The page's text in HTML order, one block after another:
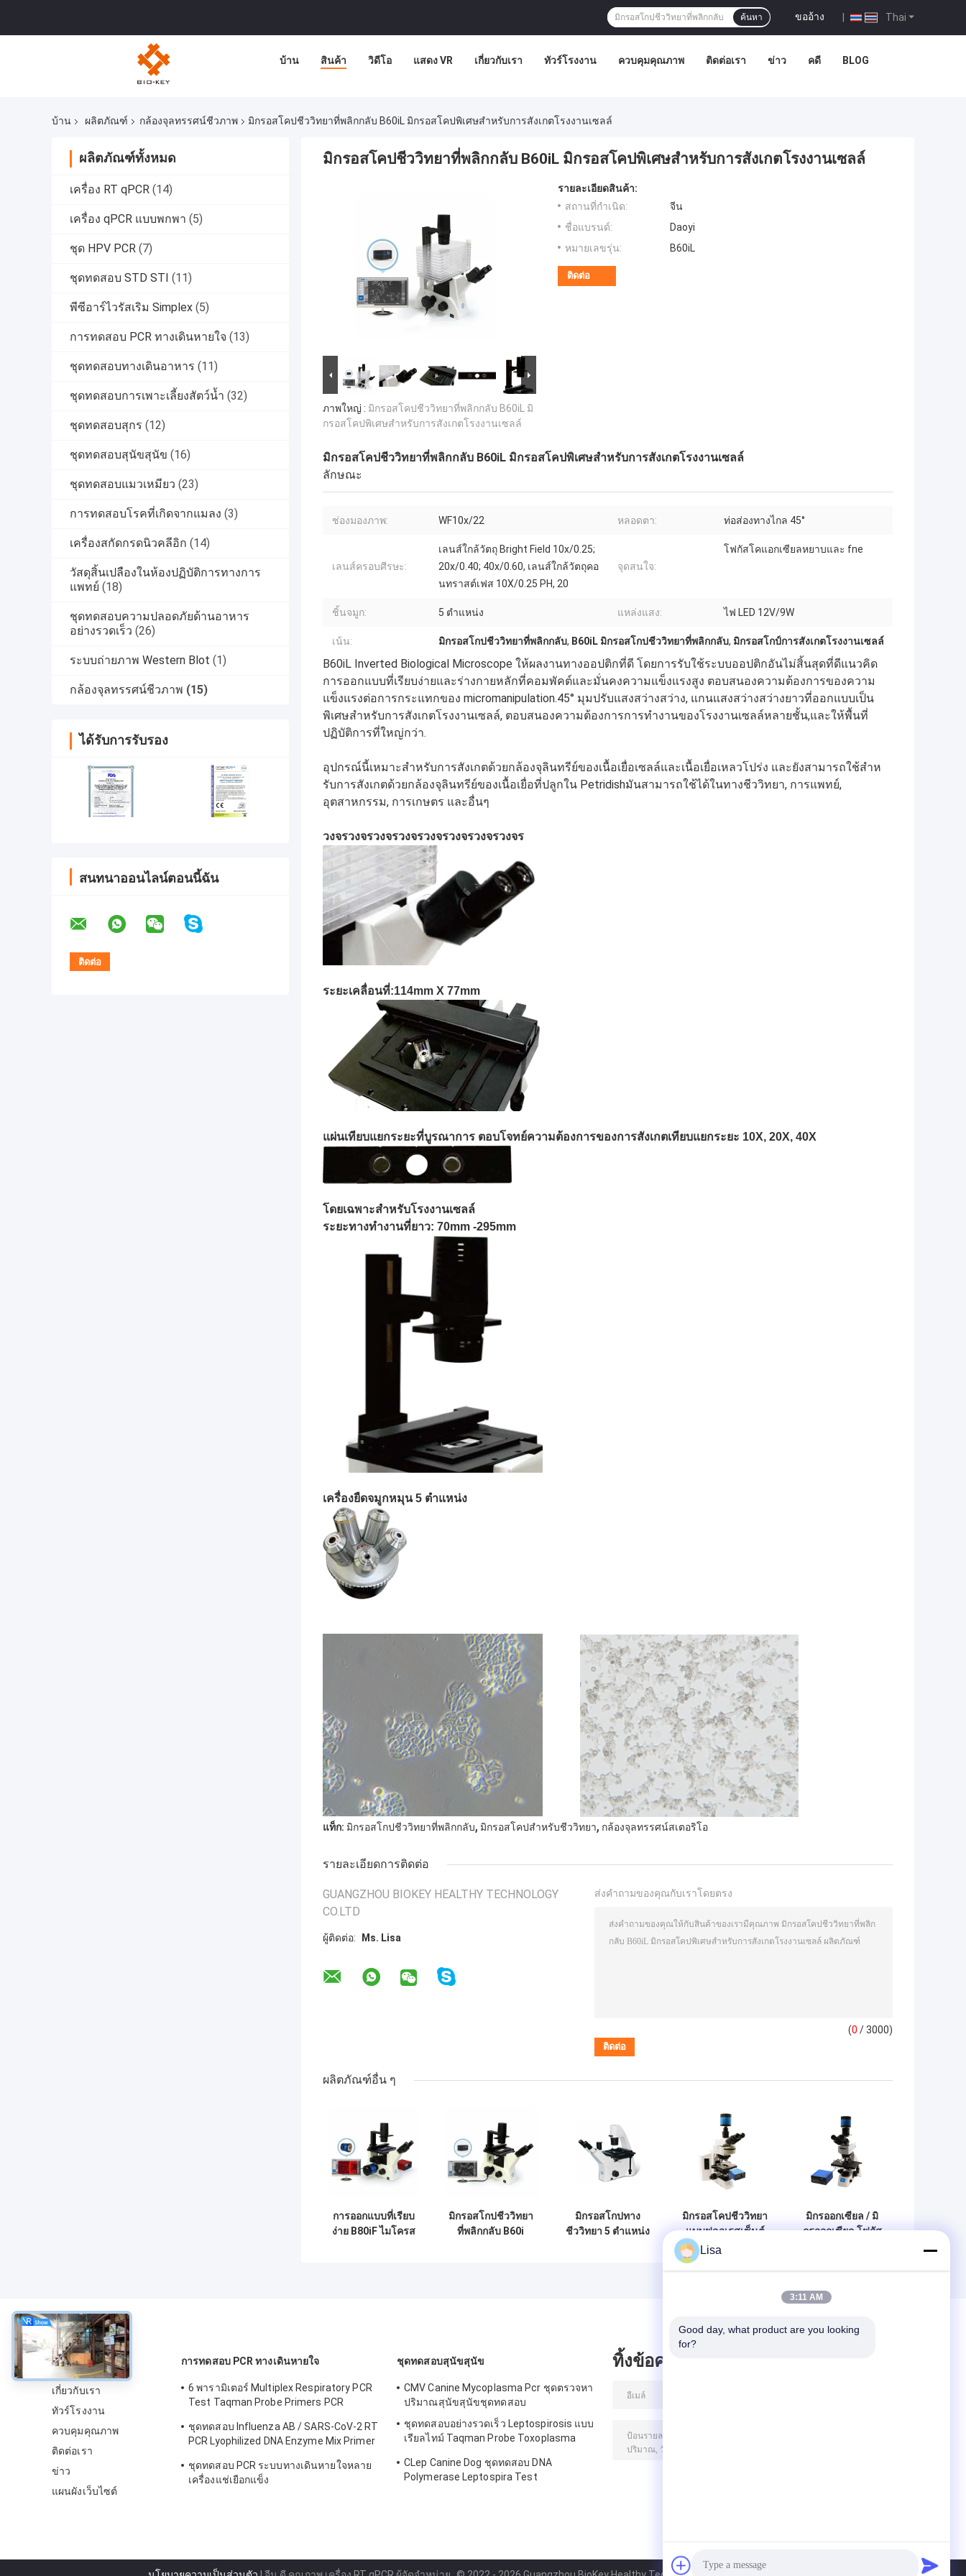
Thai
ขออ้าง |
ค้นหา
บ้าน สินค้า วิดีโอ แสดง VR เกี่ยวกับเรา ทัวร์โรงงาน ควบคุมคุณภาพ ติดต่อเรา ข่าว คดี BLOG
บ้าน ผลิตภัณฑ์ กล้องจุลทรรศน์ชีวภาพ มิกรอสโคปชีววิทยาที่พลิกกลับ B60iL มิกรอสโคปพิเศษสําหรับการสังเกตโรงงานเซลล์
ผลิตภัณฑ์ทั้งหมด
เครื่อง RT qPCR (14)
เครื่อง qPCR แบบพกพา (5)
ชุด HPV PCR (7)
ชุดทดสอบ STD STI (11)
พีซีอาร์ไวรัสเริม Simplex (5)
การทดสอบ PCR ทางเดินหายใจ (13)
ชุดทดสอบทางเดินอาหาร (11)
ชุดทดสอบการเพาะเลี้ยงสัตว์น้ำ (32)
ชุดทดสอบสุกร (12)
ชุดทดสอบสุนัขสุนัข (16)
ชุดทดสอบแมวเหมียว (23)
การทดสอบโรคที่เกิดจากแมลง (3)
เครื่องสกัดกรดนิวคลีอิก (14)
วัสดุสิ้นเปลืองในห้องปฏิบัติการทางการ
แพทย์ (18)
ชุดทดสอบความปลอดภัยด้านอาหาร
อย่างรวดเร็ว (26)
ระบบถ่ายภาพ Western Blot (1)
กล้องจุลทรรศน์ชีวภาพ (15)
ได้รับการรับรอง
สนทนาออนไลน์ตอนนี้ฉัน
มิกรอสโคปชีววิทยาที่พลิกกลับ B60iL มิกรอสโคปพิเศษสําหรับการสังเกตโรงงานเซลล์
ภาพใหญ่ : มิกรอสโคปชีววิทยาที่พลิกกลับ B60iL มิ
กรอสโคปพิเศษสําหรับการสังเกตโรงงานเซลล์
รายละเอียดสินค้า:
สถานที่กำเนิด:
จีน
ชื่อแบรนด์:
Daoyi
หมายเลขรุ่น:
B60iL
ติดต่อ
มิกรอสโคปชีววิทยาที่พลิกกลับ B60iL มิกรอสโคปพิเศษสําหรับการสังเกตโรงงานเซลล์
ลักษณะ
ช่องมองภาพ: WF10x/22 หลอดตา: ท่อส่องทางไกล 45°
เลนส์ครอบศีรษะ:
เลนส์ใกล้วัตถุ Bright Field 10x/0.25;
20x/0.40; 40x/0.60, เลนส์ใกล้วัตถุคอ
นทราสต์เฟส 10X/0.25 PH, 20
จุดสนใจ:
โฟกัสโคแอกเซียลหยาบและ fne
ชิ้นจมูก: 5 ตำแหน่ง แหล่งแสง: ไฟ LED 12V/9W
เน้น: มิกรอสโกปชีววิทยาที่พลิกกลับ, B60iL มิกรอสโกปชีววิทยาที่พลิกกลับ, มิกรอสโกป์การสังเกตโรงงานเซลล์
B60iL Inverted Biological Microscope ให้ผลงานทางออปติกที่ดี โดยการรับใช้ระบบออปติกอันไม่สิ้นสุดที่ดีแนวคิด
การออกแบบที่เรียบง่ายและร่างกายหลักที่คอมพัคต์และมั่นคงความแข็งแรงสูง ตอบสนองความต้องการของความ
แข็งแรงต่อการกระแทกของ micromanipulation.45° มุมปรับแสงสว่างสว่าง, แกนแสงสว่างสว่างยาวที่ออกแบบเป็น
พิเศษสําหรับการสังเกตโรงงานเซลล์, ตอบสนองความต้องการการทํางานของโรงงานเซลล์หลายชั้น,และให้พื้นที่
ปฏิบัติการที่ใหญ่กว่า.
อุปกรณ์นี้เหมาะสําหรับการสังเกตด้วยกล้องจุลินทรีย์ของเนื้อเยื่อเซลล์และเนื้อเยื่อเหลวโปร่ง และยังสามารถใช้สําห
รับการสังเกตด้วยกล้องจุลินทรีย์ของเนื้อเยื่อที่ปลูกใน Petridishมันสามารถใช้ได้ในทางชีววิทยา, การแพทย์,
อุตสาหกรรม, การเกษตร และอื่นๆ
วงจรวงจรวงจรวงจรวงจรวงจรวงจรวงจร
ระยะเคลื่อนที่:114mm X 77mm
แผ่นเทียบแยกระยะที่บูรณาการ ตอบโจทย์ความต้องการของการสังเกตเทียบแยกระยะ 10X, 20X, 40X
โดยเฉพาะสําหรับโรงงานเซลล์
ระยะทางทํางานที่ยาว: 70mm -295mm
เครื่องยืดจมูกหมุน 5 ตําแหน่ง
แท็ก: มิกรอสโกปชีววิทยาที่พลิกกลับ, มิกรอสโคปสําหรับชีววิทยา, กล้องจุลทรรศน์สเตอริโอ
รายละเอียดการติดต่อ
GUANGZHOU BIOKEY HEALTHY TECHNOLOGY
CO.LTD
ผู้ติดต่อ: Ms. Lisa
ส่งคำถามของคุณกับเราโดยตรง
(0 / 3000)
ผลิตภัณฑ์อื่น ๆ
การออกแบบที่เรียบ
ง่าย B80iF ไมโครส
มิกรอสโกปชีววิทยา
ที่พลิกกลับ B60i
มิกรอสโกปทาง
ชีววิทยา 5 ตําแหน่ง
มิกรอสโคปชีววิทยา
แบบฟลูอเรสเซ็นต์
ตั้ง B60F
มิกรออกเซียล / มิ
กรออกเซียล โฟกัส
เกี่ยวกับ
เกี่ยวกับเรา
ทัวร์โรงงาน
ควบคุมคุณภาพ
ติดต่อเรา
ข่าว
แผนผังเว็บไซต์
การทดสอบ PCR ทางเดินหายใจ
6 พารามิเตอร์ Multiplex Respiratory PCR
Test Taqman Probe Primers PCR
ชุดทดสอบ Influenza AB / SARS-CoV-2 RT
PCR Lyophilized DNA Enzyme Mix Primer
ชุดทดสอบ PCR ระบบทางเดินหายใจหลาย
เครื่องแช่เยือกแข็ง
ชุดทดสอบสุนัขสุนัข
CMV Canine Mycoplasma Pcr ชุดตรวจหา
ปริมาณสุนัขสุนัขชุดทดสอบ
ชุดทดสอบอย่างรวดเร็ว Leptospirosis แบบ
เรียลไทม์ Taqman Probe Toxoplasma
CLep Canine Dog ชุดทดสอบ DNA
Polymerase Leptospira Test
ทิ้งข้อความไว้
Lisa
3:11 AM
Good day, what product are you looking
for?